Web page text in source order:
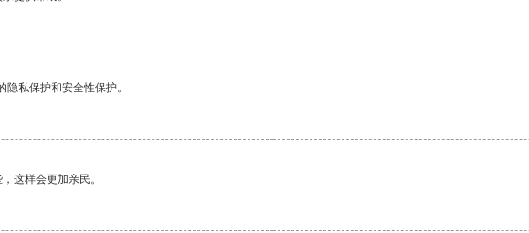
私保护和安全性保护。
这样会更加亲民。